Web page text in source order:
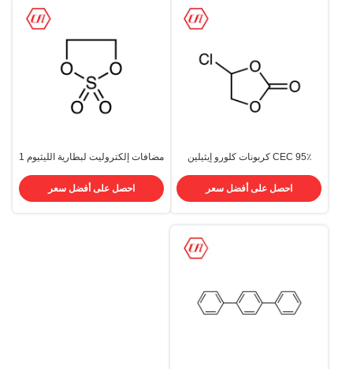
95٪ CEC كربونات كلورو إيثيلين
احصل على أفضل سعر
مضافات إلكتروليت لبطارية الليثيوم 1
CAS 1072-53-3
احصل على أفضل سعر